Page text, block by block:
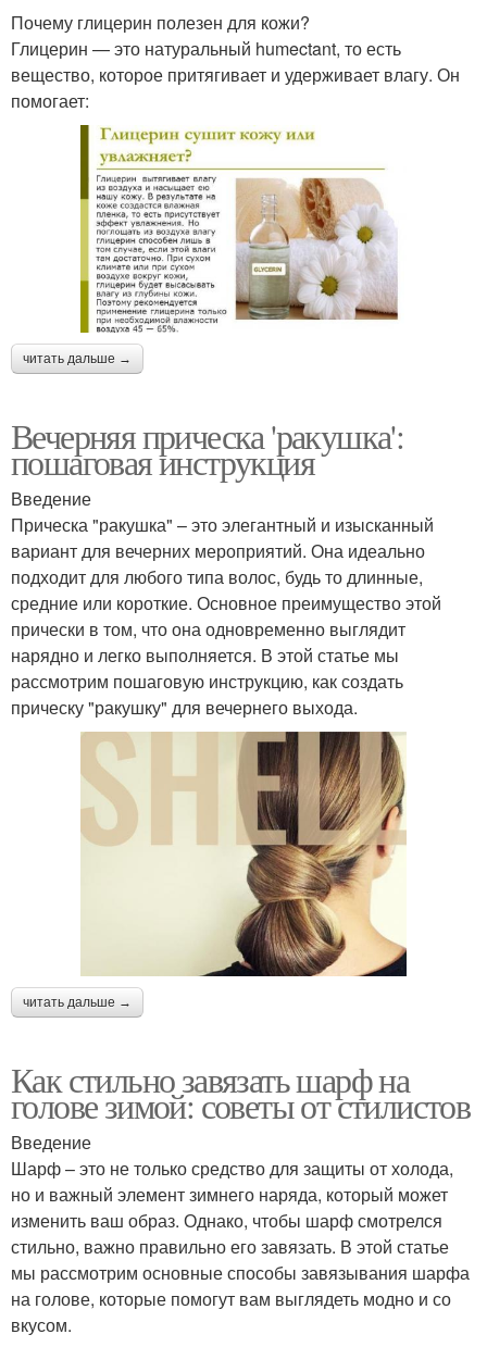
Почему глицерин полезен для кожи?
Глицерин — это натуральный humectant, то есть
вещество, которое притягивает и удерживает влагу. Он
помогает:
читать дальше →
Вечерняя прическа 'ракушка':
пошаговая инструкция
Введение
Прическа "ракушка" – это элегантный и изысканный
вариант для вечерних мероприятий. Она идеально
подходит для любого типа волос, будь то длинные,
средние или короткие. Основное преимущество этой
прически в том, что она одновременно выглядит
нарядно и легко выполняется. В этой статье мы
рассмотрим пошаговую инструкцию, как создать
прическу "ракушку" для вечернего выхода.
читать дальше →
Как стильно завязать шарф на
голове зимой: советы от стилистов
Введение
Шарф – это не только средство для защиты от холода,
но и важный элемент зимнего наряда, который может
изменить ваш образ. Однако, чтобы шарф смотрелся
стильно, важно правильно его завязать. В этой статье
мы рассмотрим основные способы завязывания шарфа
на голове, которые помогут вам выглядеть модно и со
вкусом.